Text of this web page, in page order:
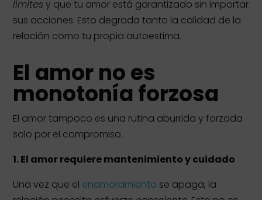
límites y que tu amor está garantizado sin importar
sus acciones. Esto degrada tanto la calidad de la
relación como tu propia autoestima.
El amor no es
monotonía forzosa
El amor tampoco es una rutina aburrida y forzada
solo por el compromiso.
1.El amor requiere mantenimiento y cuidado
Una vez que el enamoramiento se apaga, la